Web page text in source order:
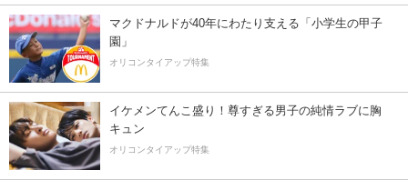
マクドナルドが40年にわたり支える「小学生の甲子
園」
オリコンタイアップ特集
イケメンてんこ盛り！尊すぎる男子の純情ラブに胸
キュン
オリコンタイアップ特集